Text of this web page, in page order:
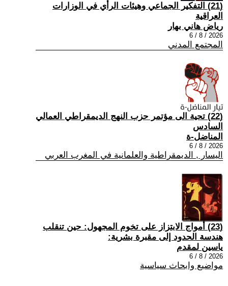
(21) التفكير الجماعي وهيئات الرأي في الوزارات
العراقية
رياض هاني بهار
2026 / 8 / 6
المجتمع المدني
(22) تحية الى مؤتمر حزب النهج الديمقراطي العمالي
السادس
المناضل-ة
2026 / 8 / 6
اليسار , الديمقراطية والعلمانية في المغرب العربي
(23) أمواج الابتزاز على تخوم المجهول: حين تنقلب
هندسة الحدود إلى مقبرة بشرية:
ياسين لمقدم
2026 / 8 / 6
مواضيع وابحاث سياسية